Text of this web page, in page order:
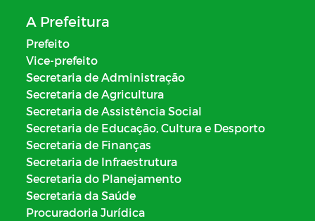
A Prefeitura
Prefeito
Vice-prefeito
Secretaria de Administração
Secretaria de Agricultura
Secretaria de Assistência Social
Secretaria de Educação, Cultura e Desporto
Secretaria de Finanças
Secretaria de Infraestrutura
Secretaria do Planejamento
Secretaria da Saúde
Procuradoria Jurídica